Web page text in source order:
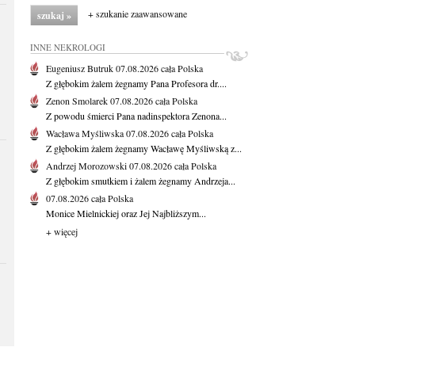
+ szukanie zaawansowane
INNE NEKROLOGI
Eugeniusz Butruk07.08.2026cała Polska
Z głębokim żalem żegnamy Pana Profesora dr....
Zenon Smolarek07.08.2026cała Polska
Z powodu śmierci Pana nadinspektora Zenona...
Wacława Myśliwska07.08.2026cała Polska
Z głębokim żalem żegnamy Wacławę Myśliwską z...
Andrzej Morozowski07.08.2026cała Polska
Z głębokim smutkiem i żalem żegnamy Andrzeja...
07.08.2026cała Polska
Monice Mielnickiej oraz Jej Najbliższym...
+ więcej